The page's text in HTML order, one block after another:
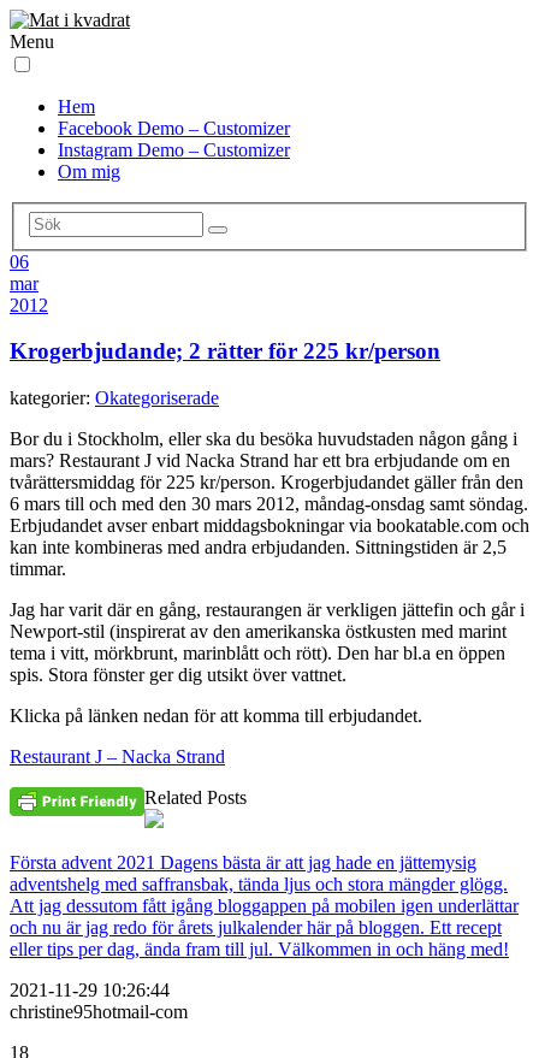
Menu
Hem
Facebook Demo – Customizer
Instagram Demo – Customizer
Om mig
06
mar
2012
Krogerbjudande; 2 rätter för 225 kr/person
kategorier: Okategoriserade
Bor du i Stockholm, eller ska du besöka huvudstaden någon gång i
mars? Restaurant J vid Nacka Strand har ett bra erbjudande om en
tvårättersmiddag för 225 kr/person. Krogerbjudandet gäller från den
6 mars till och med den 30 mars 2012, måndag-onsdag samt söndag.
Erbjudandet avser enbart middagsbokningar via bookatable.com och
kan inte kombineras med andra erbjudanden. Sittningstiden är 2,5
timmar.
Jag har varit där en gång, restaurangen är verkligen jättefin och går i
Newport-stil (inspirerat av den amerikanska östkusten med marint
tema i vitt, mörkbrunt, marinblått och rött). Den har bl.a en öppen
spis. Stora fönster ger dig utsikt över vattnet.
Klicka på länken nedan för att komma till erbjudandet.
Restaurant J – Nacka Strand
Related Posts
Första advent 2021 Dagens bästa är att jag hade en jättemysig
adventshelg med saffransbak, tända ljus och stora mängder glögg.
Att jag dessutom fått igång bloggappen på mobilen igen underlättar
och nu är jag redo för årets julkalender här på bloggen. Ett recept
eller tips per dag, ända fram till jul. Välkommen in och häng med!
2021-11-29 10:26:44
christine95hotmail-com
18